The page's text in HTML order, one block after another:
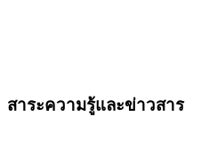
สาระความรู้และข่าวสาร